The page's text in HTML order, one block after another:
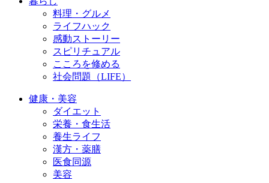
料理・グルメ
ライフハック
感動ストーリー
スピリチュアル
こころを修める
社会問題（LIFE）
健康・美容
ダイエット
栄養・食生活
養生ライフ
漢方・薬膳
医食同源
美容